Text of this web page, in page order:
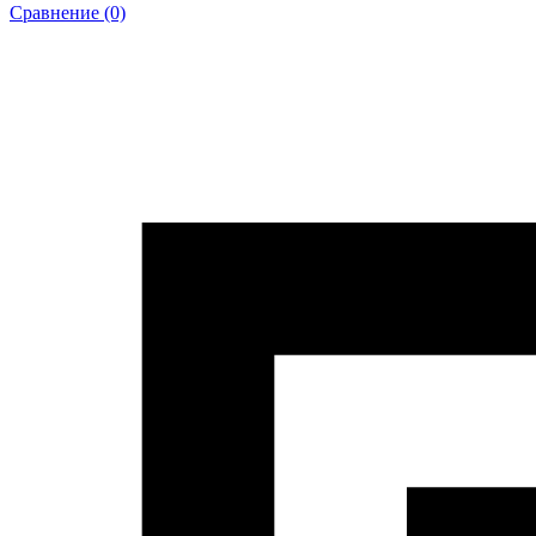
Сравнение (0)